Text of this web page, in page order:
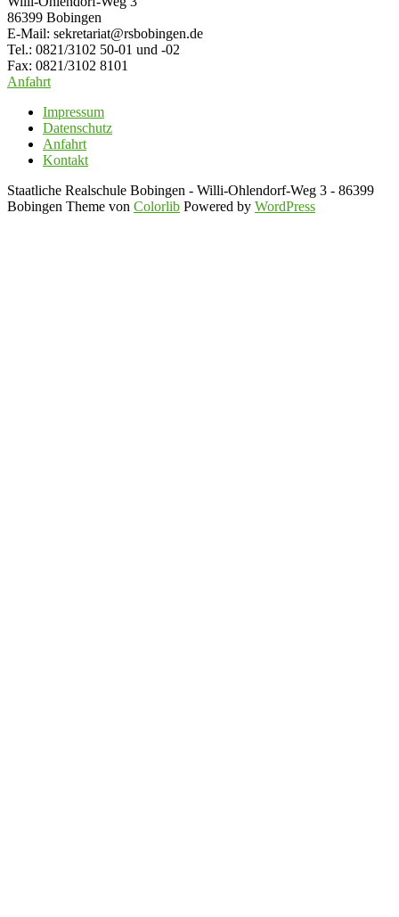
86399 Bobingen
E-Mail: sekretariat@rsbobingen.de
Tel.: 0821/3102 50-01 und -02
Fax: 0821/3102 8101
Anfahrt
Impressum
Datenschutz
Anfahrt
Kontakt
Staatliche Realschule Bobingen - Willi-Ohlendorf-Weg 3 - 86399
Bobingen Theme von Colorlib Powered by WordPress